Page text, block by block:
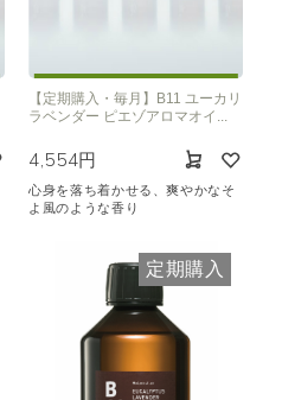
【定期購入・毎月】B11 ユーカリ
ラベンダー ピエゾアロマオイ...
4,554円
心身を落ち着かせる、爽やかなそ
よ風のような香り
定期購入